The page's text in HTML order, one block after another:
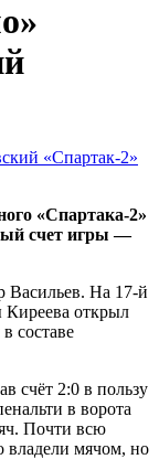
«Спартака-2»
счет игры —
Васильев. На 17-й
Киреева открыл
составе
счёт 2:0 в пользу
в ворота
Почти всю
владели мячом, но